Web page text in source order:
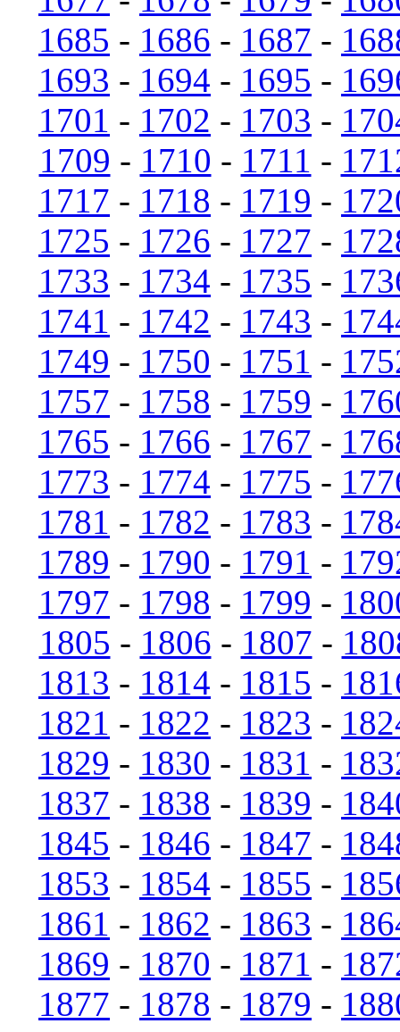
1685 - 1686 - 1687 -
1693 - 1694 - 1695 -
1701 - 1702 - 1703 -
1709 - 1710 - 1711 -
1717 - 1718 - 1719 -
1725 - 1726 - 1727 -
1733 - 1734 - 1735 -
1741 - 1742 - 1743 -
1749 - 1750 - 1751 -
1757 - 1758 - 1759 -
1765 - 1766 - 1767 -
1773 - 1774 - 1775 -
1781 - 1782 - 1783 -
1789 - 1790 - 1791 -
1797 - 1798 - 1799 -
1805 - 1806 - 1807 -
1813 - 1814 - 1815 -
1821 - 1822 - 1823 -
1829 - 1830 - 1831 -
1837 - 1838 - 1839 -
1845 - 1846 - 1847 -
1853 - 1854 - 1855 -
1861 - 1862 - 1863 -
1869 - 1870 - 1871 -
1877 - 1878 - 1879 -